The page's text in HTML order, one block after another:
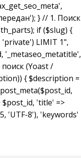
} // 1. Поиск
if ($slug) {
'private') LIMIT 1",
'_metaseo_metatitle',
(Yoast /
{ $description =
$post_id, 'title' =>
'UTF-8'), 'keywords'